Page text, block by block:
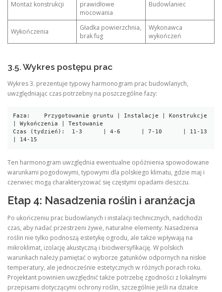
Montaż konstrukcji
prawidłowe
mocowania
Budowlaniec
Wykończenia
Gładka powierzchnia,
brak fug
Wykonawca
wykończeń
3.5. Wykres postępu prac
Wykres 3. prezentuje typowy harmonogram prac budowlanych,
uwzględniając czas potrzebny na poszczególne fazy:
Faza:    Przygotowanie gruntu | Instalacje | Konstrukcje
| Wykończenia | Testowanie
Czas (tydzień):  1-3      | 4-6      | 7-10      | 11-13
Ten harmonogram uwzględnia ewentualne opóźnienia spowodowane
warunkami pogodowymi, typowymi dla polskiego klimatu, gdzie maj i
czerwiec mogą charakteryzować się częstymi opadami deszczu.
Etap 4: Nasadzenia roślin i aranżacja
Po ukończeniu prac budowlanych i instalacji technicznych, nadchodzi
czas, aby nadać przestrzeni żywe, naturalne elementy. Nasadzenia
roślin nie tylko podnoszą estetykę ogrodu, ale także wpływają na
mikroklimat, izolację akustyczną i biodwersyfikację. W polskich
warunkach należy pamiętać o wyborze gatunków odpornych na niskie
temperatury, ale jednocześnie estetycznych w różnych porach roku.
Projektant powinien uwzględnić także potrzebę zgodności z lokalnymi
przepisami dotyczącymi ochrony roślin, szczególnie jeśli na działce